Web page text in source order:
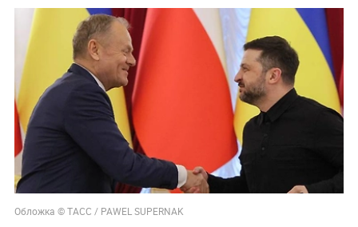
Обложка © ТАСС / PAWEL SUPERNAK